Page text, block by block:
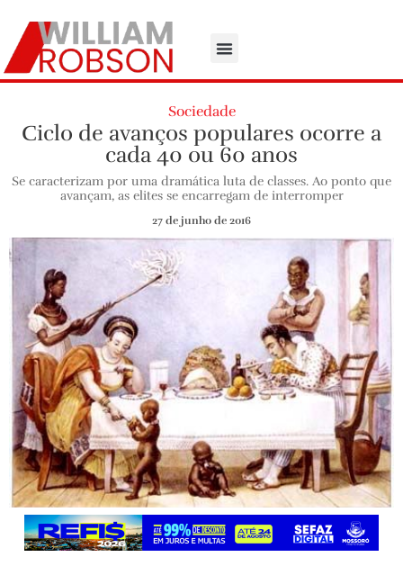
Sociedade
Ciclo de avanços populares ocorre a
cada 40 ou 60 anos
Se caracterizam por uma dramática luta de classes. Ao ponto que
avançam, as elites se encarregam de interromper
27 de junho de 2016